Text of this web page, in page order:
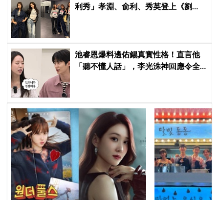
利秀」孝淵、俞利、秀英登上《劉
池睿恩爆料邊佑錫真實性格！直言他
「聽不懂人話」，李光洙神回應令全